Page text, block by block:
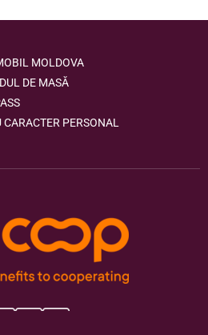
MOLDOVA
DE MASĂ
PERSONAL